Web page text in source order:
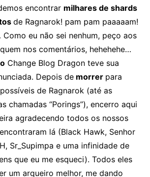
encontrar milhares de shards
de Ragnarok! pam pam paaaaam!
eu não sei nenhum, peço aos
nos comentários, hehehehe…
Change Blog Dragon teve sua
Depois de morrer para
de Ragnarok (até as
chamadas “Porings”), encerro aqui
agradecendo todos os nossos
lá (Black Hawk, Senhor
Sr_Supimpa e uma infinidade de
que eu me esqueci). Todos eles
um arqueiro melhor, me dando